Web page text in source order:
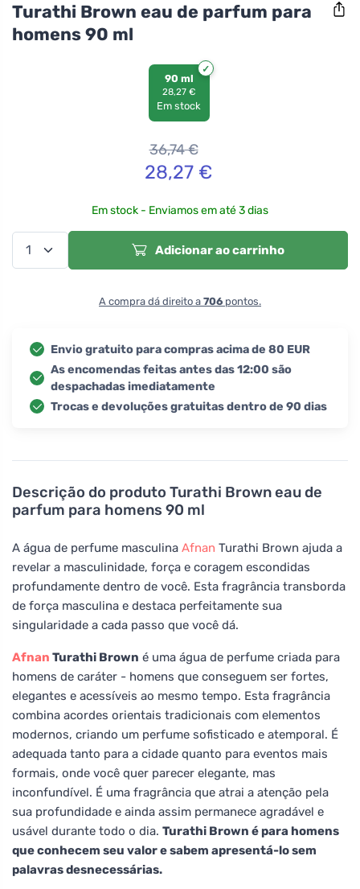
Descrição do produto Turathi Brown eau de
parfum para homens 90 ml
A água de perfume masculina Afnan Turathi Brown ajuda a
revelar a masculinidade, força e coragem escondidas
profundamente dentro de você. Esta fragrância transborda
de força masculina e destaca perfeitamente sua
singularidade a cada passo que você dá.
Afnan Turathi Brown é uma água de perfume criada para
homens de caráter - homens que conseguem ser fortes,
elegantes e acessíveis ao mesmo tempo. Esta fragrância
combina acordes orientais tradicionais com elementos
modernos, criando um perfume sofisticado e atemporal. É
adequada tanto para a cidade quanto para eventos mais
formais, onde você quer parecer elegante, mas
inconfundível. É uma fragrância que atrai a atenção pela
sua profundidade e ainda assim permanece agradável e
usável durante todo o dia. Turathi Brown é para homens
que conhecem seu valor e sabem apresentá-lo sem
palavras desnecessárias.
Turathi Brown eau de parfum para
homens 90 ml
90 ml
28,27 €
Em stock
36,74€
28,27 €
Em stock - Enviamos em até 3 dias
Adicionar ao carrinho
A compra dá direito a 706 pontos.
Envio gratuito para compras acima de 80 EUR
As encomendas feitas antes das 12:00 são
despachadas imediatamente
Trocas e devoluções gratuitas dentro de 90 dias